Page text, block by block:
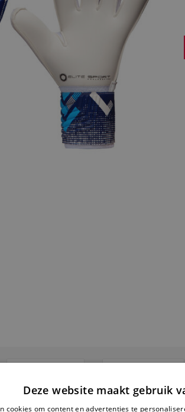
Deze website maakt gebruik
cookies om content en advertenties te